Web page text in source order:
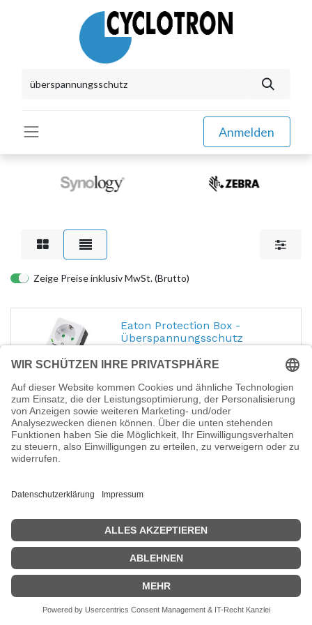
Anmelden
Zeige Preise inklusiv MwSt. (Brutto)
Eaton Protection Box -
Überspannungsschutz
Hersteller-Nr.:PB1F
EAN:3553340667145
Eaton Protection Box -
Überspannungsschutz - AC 220-250 V -
4000 Watt - Ausgangsanschlüsse: 1 - weiß
16,31
EAN:3553340667169
Eaton Protection Box -
Überspannungsschutz - AC 220-250 V -
4000 Watt - Ausgangsanschlüsse: 1 - weiß
17,01€